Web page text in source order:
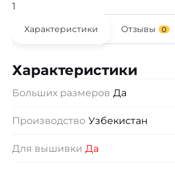
1
Характеристики Отзывы 0
Характеристики
Больших размеров Да
Производство Узбекистан
Для вышивки Да